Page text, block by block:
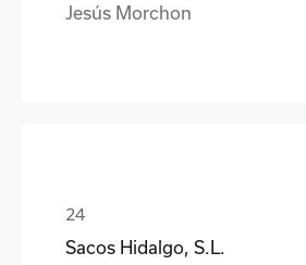
Jesús Morchon
Sacos Hidalgo, S.L.